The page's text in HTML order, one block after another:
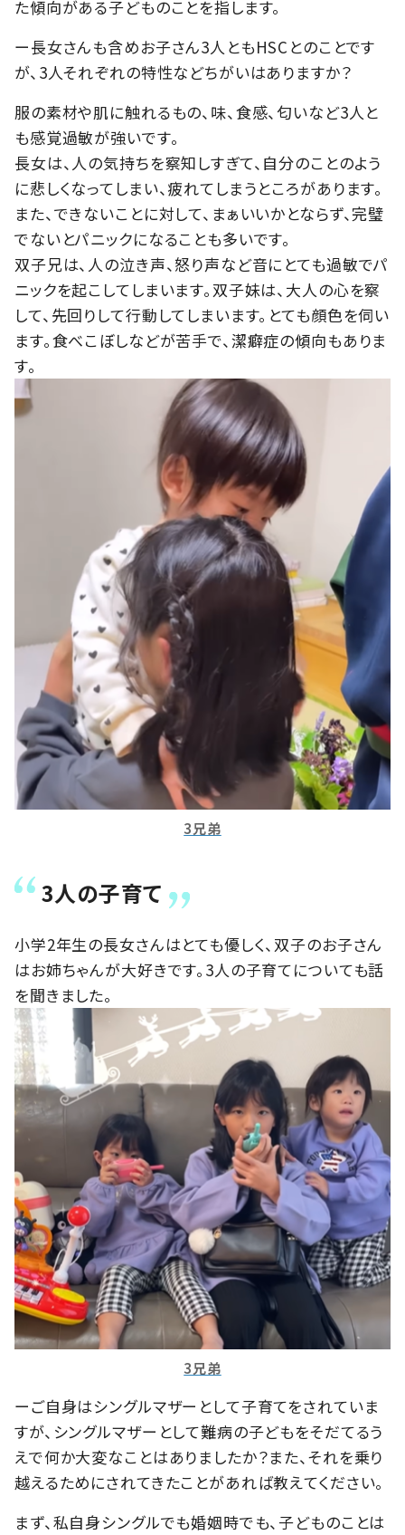
た傾向がある子どものことを指します。
ー長女さんも含めお子さん3人ともHSCとのことです
が、3人それぞれの特性などちがいはありますか？
服の素材や肌に触れるもの、味、食感、匂いなど3人と
も感覚過敏が強いです。
長女は、人の気持ちを察知しすぎて、自分のことのよう
に悲しくなってしまい、疲れてしまうところがあります。
また、できないことに対して、まぁいいかとならず、完璧
でないとパニックになることも多いです。
双子兄は、人の泣き声、怒り声など音にとても過敏でパ
ニックを起こしてしまいます。双子妹は、大人の心を察
して、先回りして行動してしまいます。とても顔色を伺い
ます。食べこぼしなどが苦手で、潔癖症の傾向もありま
す。
3兄弟
3人の子育て
小学2年生の長女さんはとても優しく、双子のお子さん
はお姉ちゃんが大好きです。3人の子育てについても話
を聞きました。
3兄弟
ーご自身はシングルマザーとして子育てをされていま
すが、シングルマザーとして難病の子どもをそだてるう
えで何か大変なことはありましたか？また、それを乗り
越えるためにされてきたことがあれば教えてください。
まず、私自身シングルでも婚姻時でも、子どものことは